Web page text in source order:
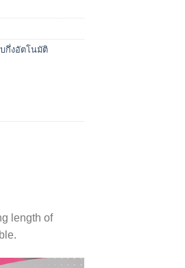
บกึ่งอัตโนมัติ
length of